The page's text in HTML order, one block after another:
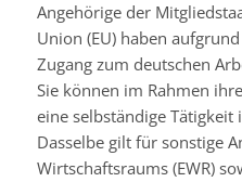
Angehörige der
Union (EU) haben
Zugang zum deutschen
Sie können im Rahmen
eine selbständige
Dasselbe gilt für sonstige
Wirtschaftsraums (EWR)